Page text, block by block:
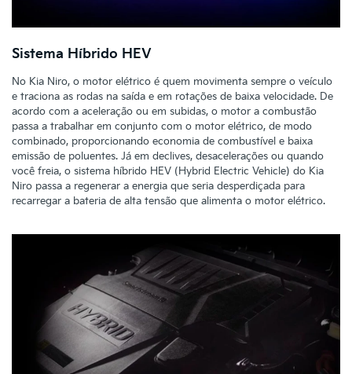
Sistema Híbrido HEV
No Kia Niro, o motor elétrico é quem movimenta sempre o veículo
e traciona as rodas na saída e em rotações de baixa velocidade. De
acordo com a aceleração ou em subidas, o motor a combustão
passa a trabalhar em conjunto com o motor elétrico, de modo
combinado, proporcionando economia de combustível e baixa
emissão de poluentes. Já em declives, desacelerações ou quando
você freia, o sistema híbrido HEV (Hybrid Electric Vehicle) do Kia
Niro passa a regenerar a energia que seria desperdiçada para
recarregar a bateria de alta tensão que alimenta o motor elétrico.